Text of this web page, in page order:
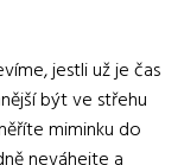
jestli už je čas
být ve střehu
miminku do